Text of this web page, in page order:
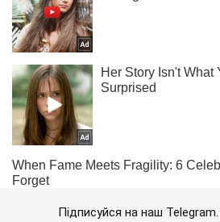
Підписуйся на наш